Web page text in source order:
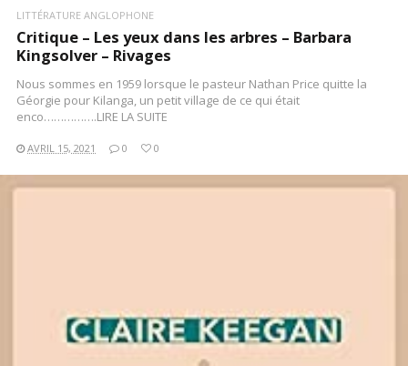
LITTÉRATURE ANGLOPHONE
Critique – Les yeux dans les arbres – Barbara
Kingsolver – Rivages
Nous sommes en 1959 lorsque le pasteur Nathan Price quitte la
Géorgie pour Kilanga, un petit village de ce qui était
enco…………….LIRE LA SUITE
AVRIL 15, 2021 0 0